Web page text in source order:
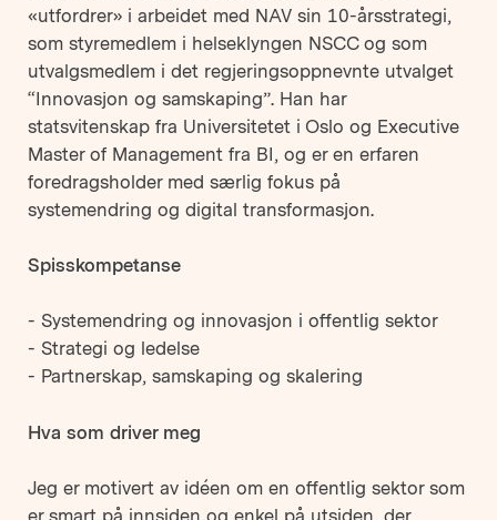
«utfordrer» i arbeidet med NAV sin 10-årsstrategi,
som styremedlem i helseklyngen NSCC og som
utvalgsmedlem i det regjeringsoppnevnte utvalget
“Innovasjon og samskaping”. Han har
statsvitenskap fra Universitetet i Oslo og Executive
Master of Management fra BI, og er en erfaren
foredragsholder med særlig fokus på
systemendring og digital transformasjon.
Spisskompetanse
- Systemendring og innovasjon i offentlig sektor
- Strategi og ledelse
- Partnerskap, samskaping og skalering
Hva som driver meg
Jeg er motivert av idéen om en offentlig sektor som